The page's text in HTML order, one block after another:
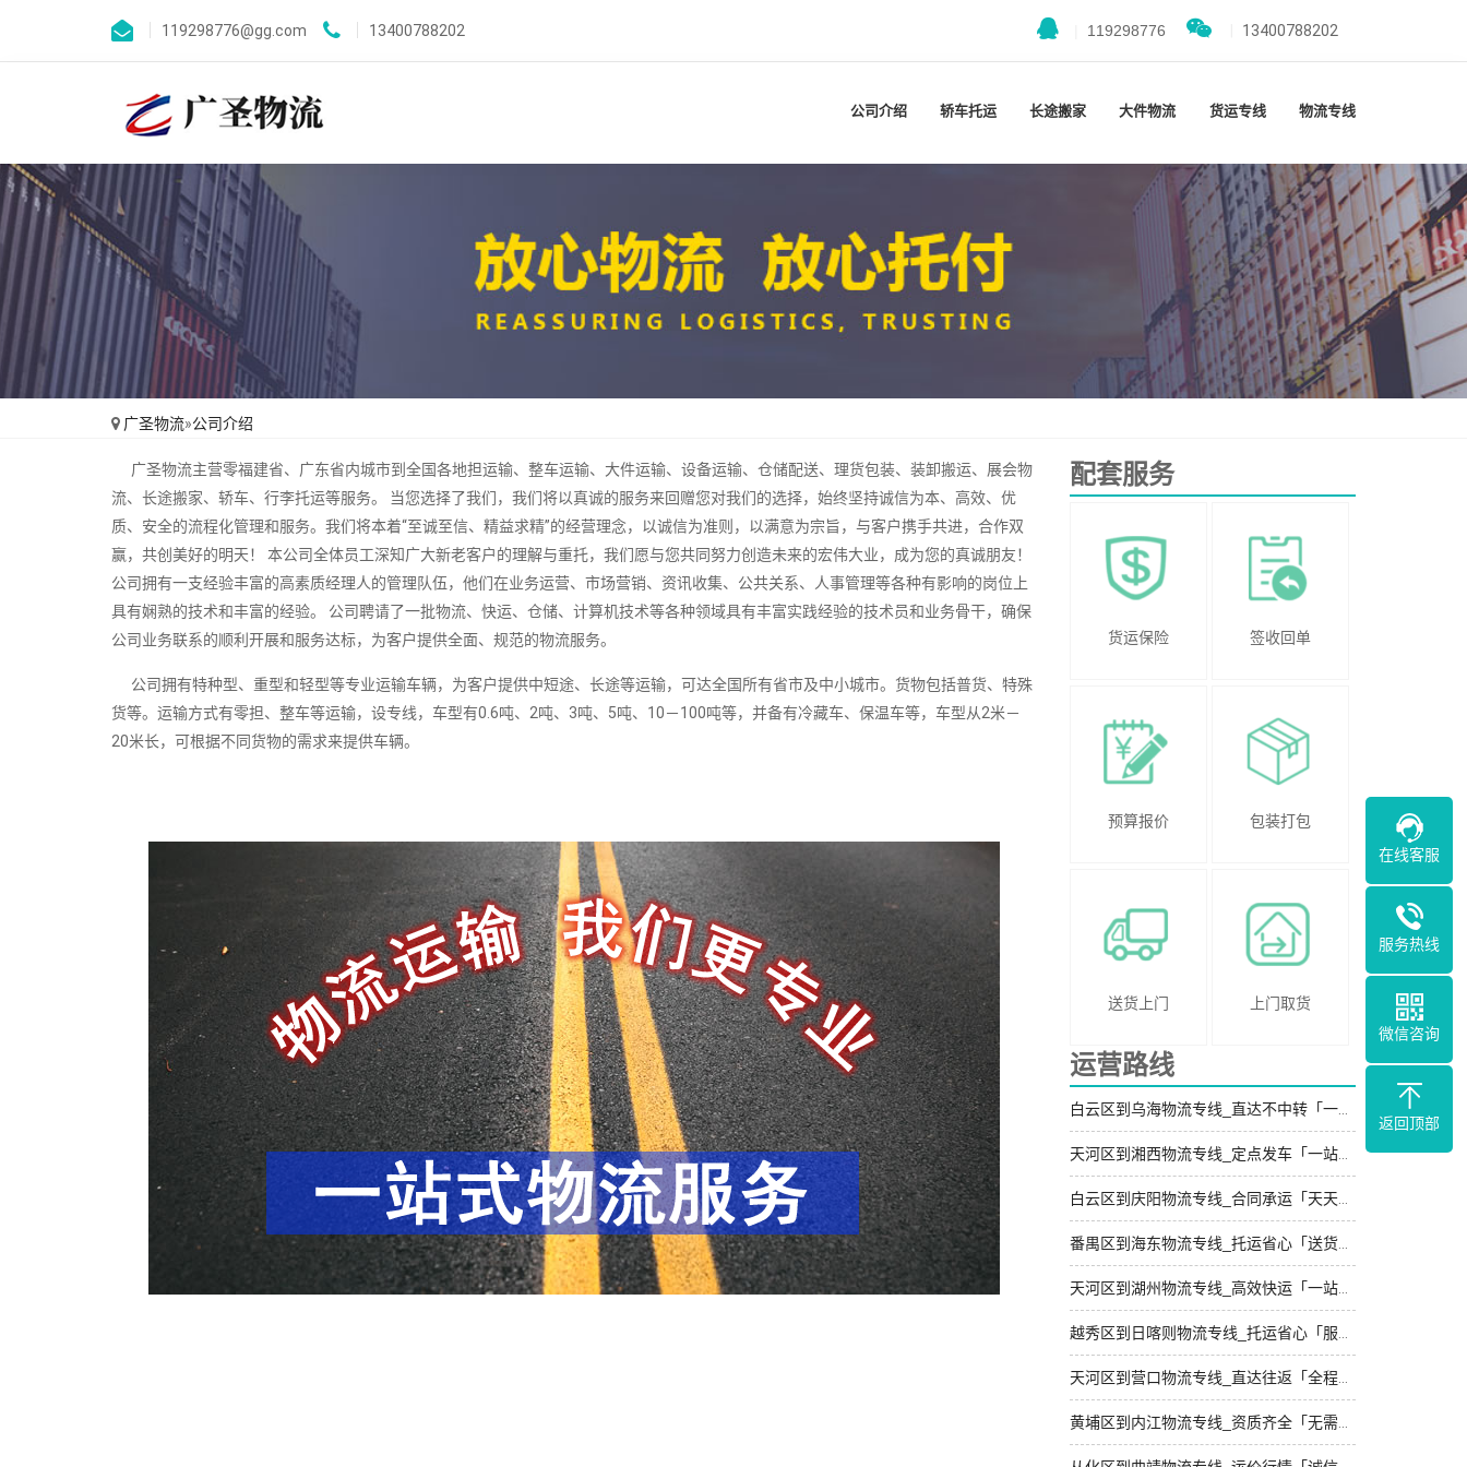
119298776@gg.com 13400788202 119298776 13400788202
公司介绍 轿车托运 长途搬家 大件物流 货运专线 物流专线
广圣物流»公司介绍
广圣物流主营零福建省、广东省内城市到全国各地担运输、整车运输、大件运输、设备运输、仓储配送、理货包装、装卸搬运、展会物
流、长途搬家、轿车、行李托运等服务。 当您选择了我们，我们将以真诚的服务来回赠您对我们的选择，始终坚持诚信为本、高效、优
质、安全的流程化管理和服务。我们将本着“至诚至信、精益求精”的经营理念，以诚信为准则，以满意为宗旨，与客户携手共进，合作双
赢，共创美好的明天！ 本公司全体员工深知广大新老客户的理解与重托，我们愿与您共同努力创造未来的宏伟大业，成为您的真诚朋友！
公司拥有一支经验丰富的高素质经理人的管理队伍，他们在业务运营、市场营销、资讯收集、公共关系、人事管理等各种有影响的岗位上
具有娴熟的技术和丰富的经验。 公司聘请了一批物流、快运、仓储、计算机技术等各种领域具有丰富实践经验的技术员和业务骨干，确保
公司业务联系的顺利开展和服务达标，为客户提供全面、规范的物流服务。
公司拥有特种型、重型和轻型等专业运输车辆，为客户提供中短途、长途等运输，可达全国所有省市及中小城市。货物包括普货、特殊
货等。运输方式有零担、整车等运输，设专线，车型有0.6吨、2吨、3吨、5吨、10－100吨等，并备有冷藏车、保温车等，车型从2米－
20米长，可根据不同货物的需求来提供车辆。
配套服务
货运保险 签收回单
预算报价 包装打包
送货上门 上门取货
运营路线
白云区到乌海物流专线_直达不中转「一站式托运」
天河区到湘西物流专线_定点发车「一站式托运」
白云区到庆阳物流专线_合同承运「天天发车」
番禺区到海东物流专线_托运省心「送货到门」
天河区到湖州物流专线_高效快运「一站式托运」
越秀区到日喀则物流专线_托运省心「服务周到」
天河区到营口物流专线_直达往返「全程定位」
黄埔区到内江物流专线_资质齐全「无需中转」
在线客服
服务热线
微信咨询
返回顶部